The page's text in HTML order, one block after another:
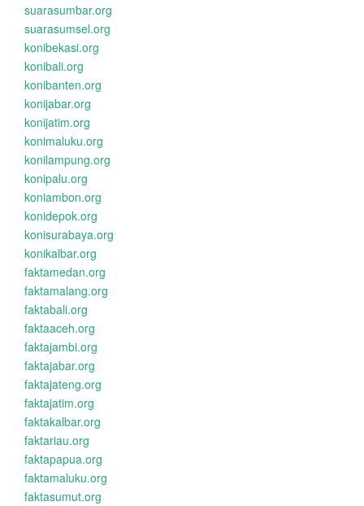
suarasumbar.org
suarasumsel.org
konibekasi.org
konibali.org
konibanten.org
konijabar.org
konijatim.org
konimaluku.org
konilampung.org
konipalu.org
koniambon.org
konidepok.org
konisurabaya.org
konikalbar.org
faktamedan.org
faktamalang.org
faktabali.org
faktaaceh.org
faktajambi.org
faktajabar.org
faktajateng.org
faktajatim.org
faktakalbar.org
faktariau.org
faktapapua.org
faktamaluku.org
faktasumut.org